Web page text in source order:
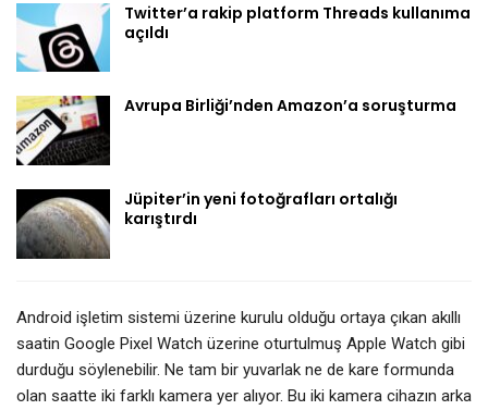
Twitter’a rakip platform Threads kullanıma
açıldı
Avrupa Birliği’nden Amazon’a soruşturma
Jüpiter’in yeni fotoğrafları ortalığı
karıştırdı
Android işletim sistemi üzerine kurulu olduğu ortaya çıkan akıllı
saatin Google Pixel Watch üzerine oturtulmuş Apple Watch gibi
durduğu söylenebilir. Ne tam bir yuvarlak ne de kare formunda
olan saatte iki farklı kamera yer alıyor. Bu iki kamera cihazın arka